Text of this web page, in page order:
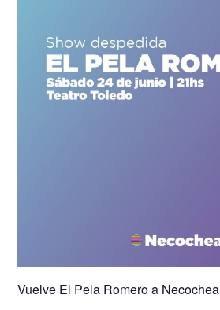
Vuelve El Pela Romero a Necochea